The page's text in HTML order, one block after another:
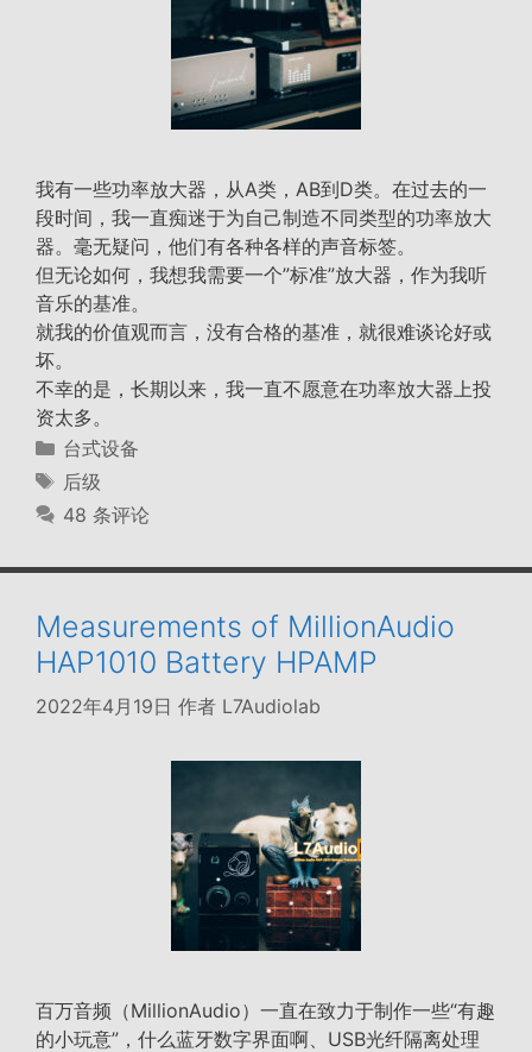
我有一些功率放大器，从A类，AB到D类。在过去的一
段时间，我一直痴迷于为自己制造不同类型的功率放大
器。毫无疑问，他们有各种各样的声音标签。
但无论如何，我想我需要一个”标准”放大器，作为我听
音乐的基准。
就我的价值观而言，没有合格的基准，就很难谈论好或
坏。
不幸的是，长期以来，我一直不愿意在功率放大器上投
资太多。
分
类
台式设备
标
签
后级
48 条评论
Measurements of MillionAudio
HAP1010 Battery HPAMP
2022年4月19日 作者 L7Audiolab
百万音频（MillionAudio）一直在致力于制作一些“有趣
的小玩意”，什么蓝牙数字界面啊、USB光纤隔离处理